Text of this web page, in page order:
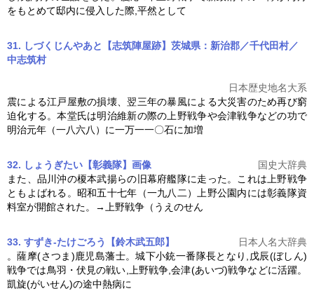
をもとめて邸内に侵入した際,平然として
31. しづくじんやあと【志筑陣屋跡】茨城県：新治郡／千代田村／
中志筑村
日本歴史地名大系
震による江戸屋敷の損壊、翌三年の暴風による大災害のため再び窮
迫化する。本堂氏は明治維新の際の 上野戦争や会津戦争などの功で
明治元年（一八六八）に一万一一〇石に加増
32. しょうぎたい【彰義隊】 画像
国史大辞典
また、品川沖の榎本武揚らの旧幕府艦隊に走った。これは 上野戦争
ともよばれる。昭和五十七年（一九八二）上野公園内には彰義隊資
料室が開館された。→
上野戦争 （うえのせん
33. すずき-たけごろう【鈴木武五郎】
日本人名大辞典
。薩摩(さつま)鹿児島藩士。城下小銃一番隊長となり,戊辰(ぼしん)
戦争では鳥羽・伏見の戦い,
上野戦争 ,会津(あいづ)戦争などに活躍。
凱旋(がいせん)の途中熱病に